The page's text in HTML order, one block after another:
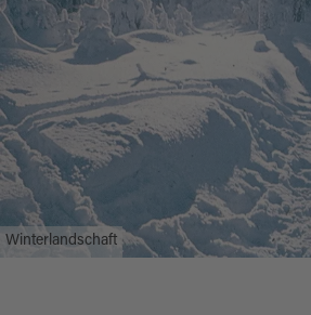
Winterlandschaft